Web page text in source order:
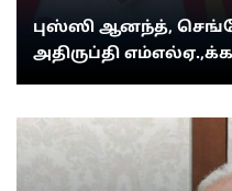
புஸ்ஸி ஆனந்த்,
அதிருப்தி